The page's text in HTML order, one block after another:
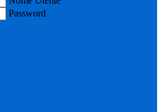
Password